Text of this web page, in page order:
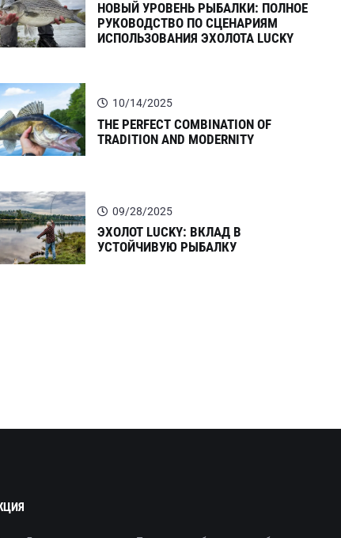
НОВЫЙ УРОВЕНЬ РЫБАЛКИ: ПОЛНОЕ
РУКОВОДСТВО ПО СЦЕНАРИЯМ
ИСПОЛЬЗОВАНИЯ ЭХОЛОТА LUCKY
10/14/2025
THE PERFECT COMBINATION OF
TRADITION AND MODERNITY
09/28/2025
ЭХОЛОТ LUCKY: ВКЛАД В
УСТОЙЧИВУЮ РЫБАЛКУ